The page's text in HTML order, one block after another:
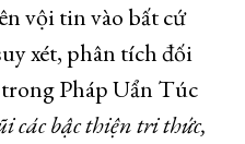
vội tin vào bất cứ
xét, phân tích đối
Pháp Uẩn Túc
các bậc thiện tri thức,